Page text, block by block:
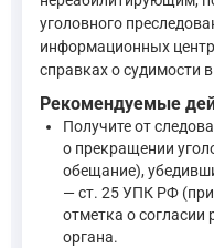
Статья 76.
Лицо, впервые
—Уголовный кодекс
Процессуальный
Суд, а также
—Уголовно-
уголовного
информационных
справках о судимости
Рекомендуемые
Получите от
о прекращении
обещание),
— ст. 25 УПК РФ
отметка о согласии
органа.